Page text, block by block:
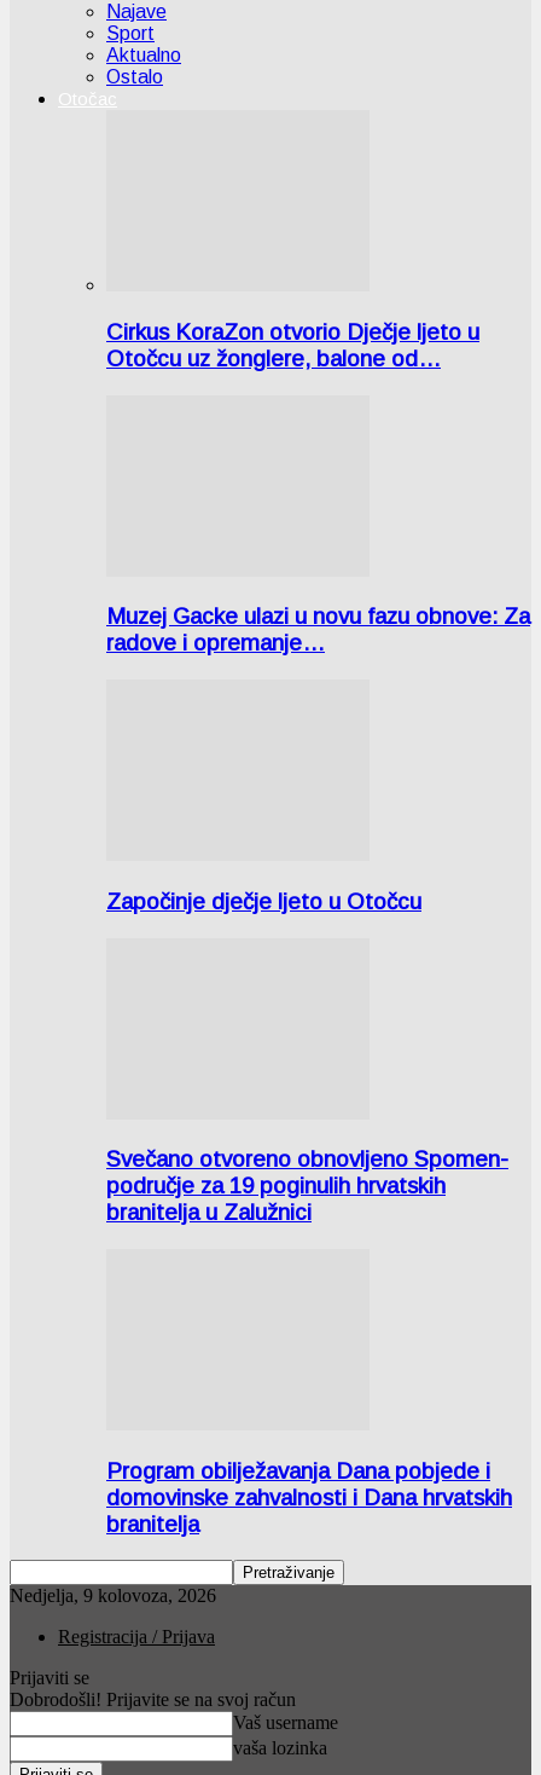
Najave
Sport
Aktualno
Ostalo
Otočac
Cirkus KoraZon otvorio Dječje ljeto u
Otočcu uz žonglere, balone od…
Muzej Gacke ulazi u novu fazu obnove: Za
radove i opremanje…
Započinje dječje ljeto u Otočcu
Svečano otvoreno obnovljeno Spomen-
područje za 19 poginulih hrvatskih
branitelja u Zalužnici
Program obilježavanja Dana pobjede i
domovinske zahvalnosti i Dana hrvatskih
branitelja
Nedjelja, 9 kolovoza, 2026
Registracija / Prijava
Prijaviti se
Dobrodošli! Prijavite se na svoj račun
Vaš username
vaša lozinka